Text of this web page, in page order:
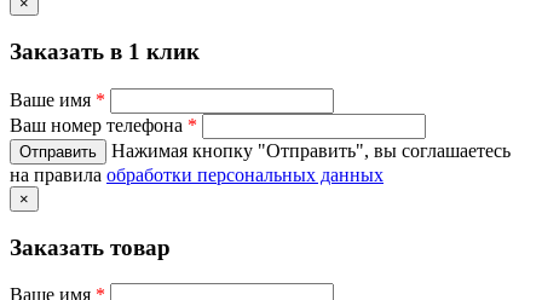
Заказать в 1 клик
Ваше имя *
Ваш номер телефона *
Нажимая кнопку "Отправить", вы соглашаетесь
на правила обработки персональных данных
×
Заказать товар
Ваше имя *